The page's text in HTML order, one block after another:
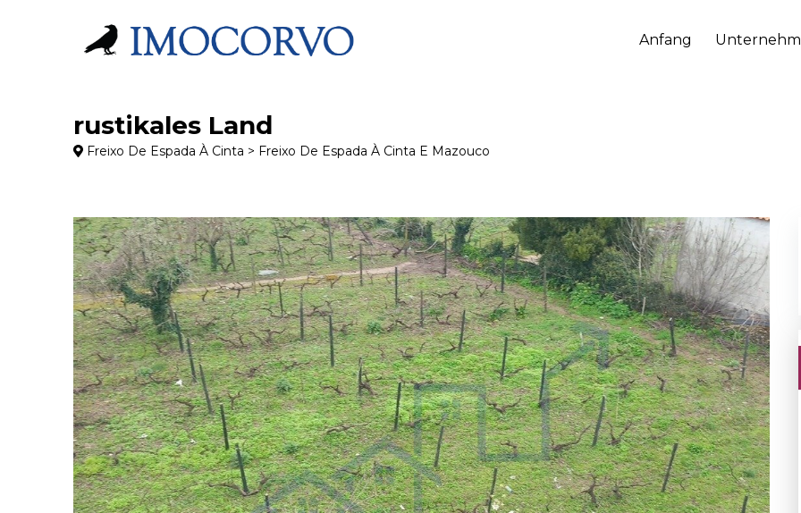
Anfang
rustikales Land
Freixo De Espada À Cinta > Freixo De Espada À Cinta E Mazouco